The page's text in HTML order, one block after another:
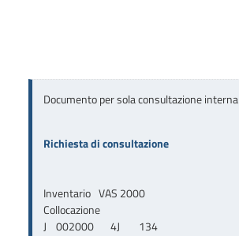
Documento per sola consultazione interna
Richiesta di consultazione
Inventario VAS 2000
Collocazione
J    002000       4J        134